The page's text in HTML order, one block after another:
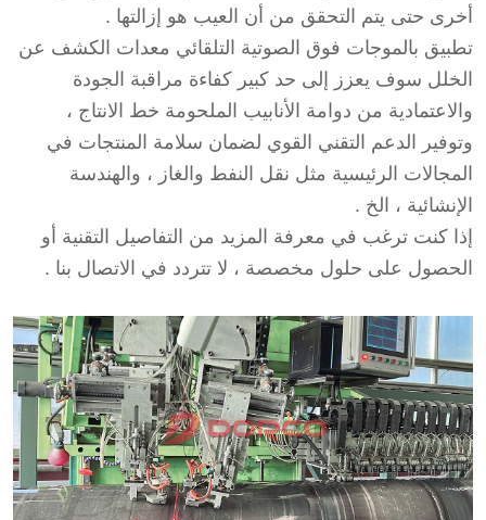
أخرى حتى يتم التحقق من أن العيب هو إزالتها .
تطبيق بالموجات فوق الصوتية التلقائي معدات الكشف عن
الخلل سوف يعزز إلى حد كبير كفاءة مراقبة الجودة
والاعتمادية من دوامة الأنابيب الملحومة خط الانتاج ،
وتوفير الدعم التقني القوي لضمان سلامة المنتجات في
المجالات الرئيسية مثل نقل النفط والغاز ، والهندسة
الإنشائية ، الخ .
إذا كنت ترغب في معرفة المزيد من التفاصيل التقنية أو
الحصول على حلول مخصصة ، لا تتردد في الاتصال بنا .